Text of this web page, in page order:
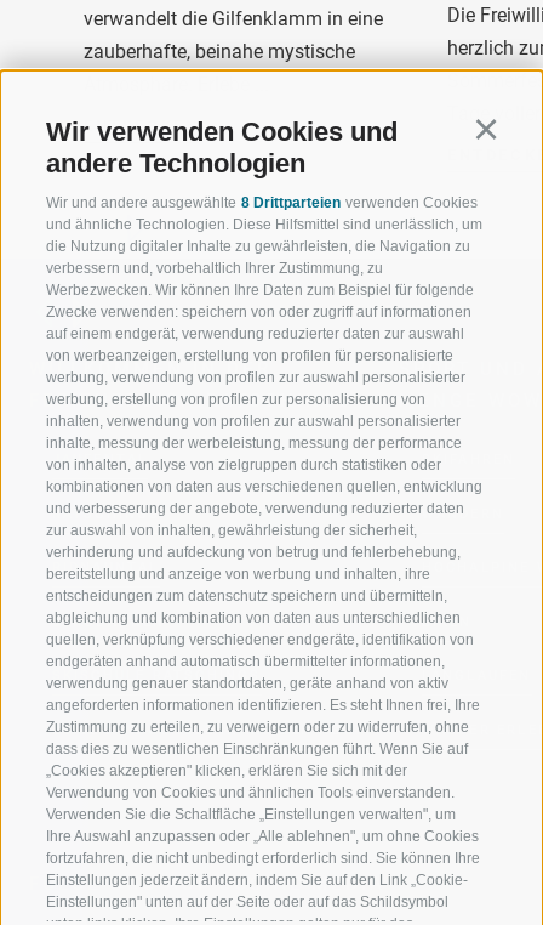
Wir verwenden Cookies und
andere Technologien
Wir und andere ausgewählte 8 Drittparteien verwenden Cookies
und ähnliche Technologien. Diese Hilfsmittel sind unerlässlich, um
die Nutzung digitaler Inhalte zu gewährleisten, die Navigation zu
verbessern und, vorbehaltlich Ihrer Zustimmung, zu
Werbezwecken. Wir können Ihre Daten zum Beispiel für folgende
Zwecke verwenden: speichern von oder zugriff auf informationen
auf einem endgerät, verwendung reduzierter daten zur auswahl
von werbeanzeigen, erstellung von profilen für personalisierte
werbung, verwendung von profilen zur auswahl personalisierter
werbung, erstellung von profilen zur personalisierung von
inhalten, verwendung von profilen zur auswahl personalisierter
inhalte, messung der werbeleistung, messung der performance
von inhalten, analyse von zielgruppen durch statistiken oder
kombinationen von daten aus verschiedenen quellen, entwicklung
und verbesserung der angebote, verwendung reduzierter daten
zur auswahl von inhalten, gewährleistung der sicherheit,
verhinderung und aufdeckung von betrug und fehlerbehebung,
bereitstellung und anzeige von werbung und inhalten, ihre
entscheidungen zum datenschutz speichern und übermitteln,
abgleichung und kombination von daten aus unterschiedlichen
quellen, verknüpfung verschiedener endgeräte, identifikation von
endgeräten anhand automatisch übermittelter informationen,
verwendung genauer standortdaten, geräte anhand von aktiv
angeforderten informationen identifizieren. Es steht Ihnen frei, Ihre
Zustimmung zu erteilen, zu verweigern oder zu widerrufen, ohne
dass dies zu wesentlichen Einschränkungen führt. Wenn Sie auf
„Cookies akzeptieren" klicken, erklären Sie sich mit der
Verwendung von Cookies und ähnlichen Tools einverstanden.
Verwenden Sie die Schaltfläche „Einstellungen verwalten", um
Ihre Auswahl anzupassen oder „Alle ablehnen", um ohne Cookies
fortzufahren, die nicht unbedingt erforderlich sind. Sie können Ihre
Einstellungen jederzeit ändern, indem Sie auf den Link „Cookie-
Einstellungen" unten auf der Seite oder auf das Schildsymbol
verwandelt die Gilfenklamm in eine
zauberhafte, beinahe mystische
ENTDECKEN
Die
herzlich
Tage
WILLKOMMEN IN DER
FERIENREGION RATSCHINGS
JAUFENTAL
RATSCHINGS
RIDNAUNTAL
BERGBAHNEN
SKISCHULE RATSCHINGS
LUISL'S SKISCHULE IN RATSCHINGS
SPORT UND
MENGE
SKIFAHREN
WANDERN
HOCHALPINE
BIKEN
LANGLAUFEN
WASSER
FOLGE UNS AUF SOCIAL MEDIA